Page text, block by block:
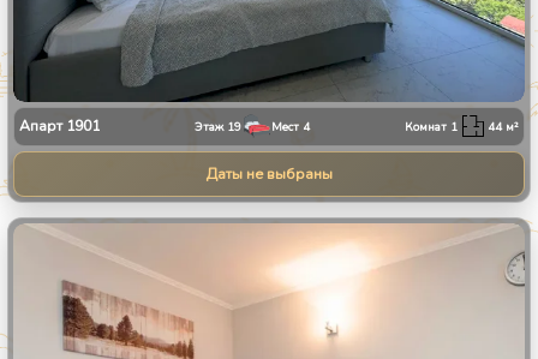
Апарт 1901 Этаж 19 Мест 4 Комнат 1 44м²
Даты не выбраны